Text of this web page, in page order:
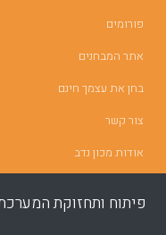
פורומים
אתר המבחנים
בחן את עצמך חינם
צור קשר
אודות מכון נדב
פיתוח ותחזוקת